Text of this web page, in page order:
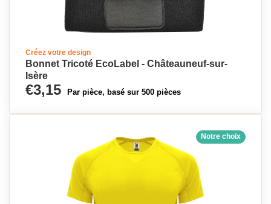
Créez votre design
Bonnet Tricoté EcoLabel - Châteauneuf-sur-
Isère
€3,15 Par pièce, basé sur 500 pièces
Notre choix